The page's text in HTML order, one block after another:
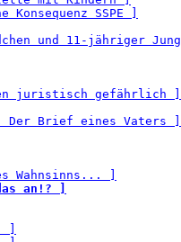
SSPE ]
und 11-jähriger
juristisch gefährlich ]
Brief eines Vaters ]
Wahnsinns... ]
an!? ]
]